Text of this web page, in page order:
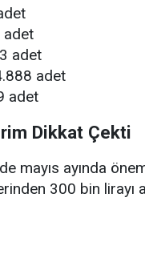
adet
adet
adet
adet
Dikkat Çekti
mayıs ayında
300 bin lirayı